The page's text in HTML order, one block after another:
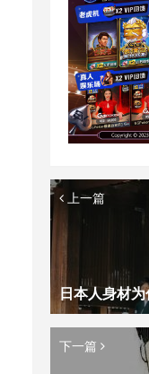
上一篇
日本人身材
下一篇